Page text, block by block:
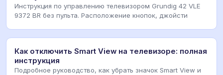
Инструкция по управлению телевизором Grundig 42 VLE
9372 BR без пульта. Расположение кнопок, джойсти
Как отключить Smart View на телевизоре: полная
инструкция
Подробное руководство, как убрать значок Smart View и